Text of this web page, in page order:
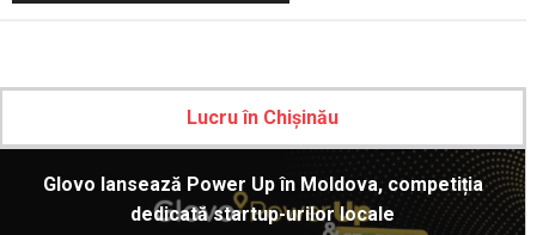
Lucru în Chișinău
Glovo lansează Power Up în Moldova, competiția
dedicată startup-urilor locale